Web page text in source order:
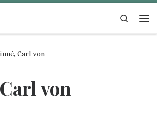
Search
Carl von
von